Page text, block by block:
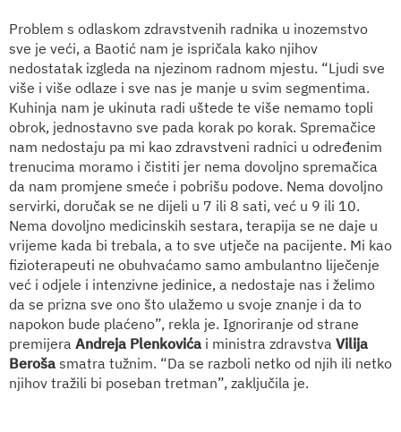
Problem s odlaskom zdravstvenih radnika u inozemstvo
sve je veći, a Baotić nam je ispričala kako njihov
nedostatak izgleda na njezinom radnom mjestu. “Ljudi sve
više i više odlaze i sve nas je manje u svim segmentima.
Kuhinja nam je ukinuta radi uštede te više nemamo topli
obrok, jednostavno sve pada korak po korak. Spremačice
nam nedostaju pa mi kao zdravstveni radnici u određenim
trenucima moramo i čistiti jer nema dovoljno spremačica
da nam promjene smeće i pobrišu podove. Nema dovoljno
servirki, doručak se ne dijeli u 7 ili 8 sati, već u 9 ili 10.
Nema dovoljno medicinskih sestara, terapija se ne daje u
vrijeme kada bi trebala, a to sve utječe na pacijente. Mi kao
fizioterapeuti ne obuhvaćamo samo ambulantno liječenje
već i odjele i intenzivne jedinice, a nedostaje nas i želimo
da se prizna sve ono što ulažemo u svoje znanje i da to
napokon bude plaćeno”, rekla je. Ignoriranje od strane
premijera Andreja Plenkovića i ministra zdravstva Vilija
Beroša smatra tužnim. “Da se razboli netko od njih ili netko
njihov tražili bi poseban tretman”, zaključila je.